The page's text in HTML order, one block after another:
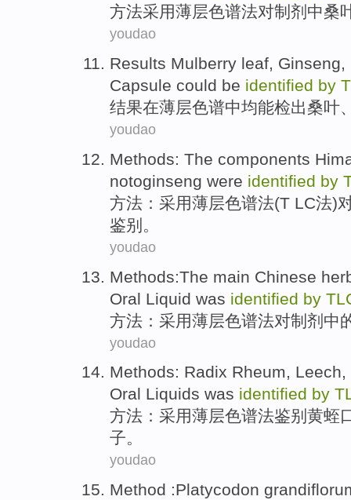
方法采用薄层色谱法对制剂 中桑
youdao
Results Mulberry leaf, Ginseng,
Capsule could be identified by
结果在薄层色谱中均能检出桑叶
youdao
Methods: The components
notoginseng were identified by
方法 ：采用薄层色谱法(T LC法)
鉴别 。
youdao
Methods:The main Chinese
Oral Liquid was identified by
方法 ：采用薄层色谱法对制剂 中
youdao
Methods: Radix Rheum, Leech,
Oral Liquids was identified by
方法 ：采用薄层色谱法鉴别 黄蛭
子。
youdao
Method :Platycodon